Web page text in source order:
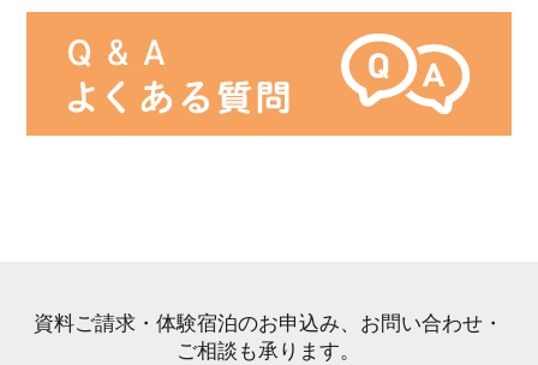
資料ご請求・体験宿泊のお申込み、お問い合わせ・
ご相談も承ります。